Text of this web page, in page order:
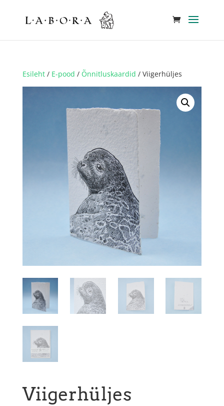
Esileht/ E-pood / Õnnitluskaardid / Viigerhüljes
Viigerhüljes